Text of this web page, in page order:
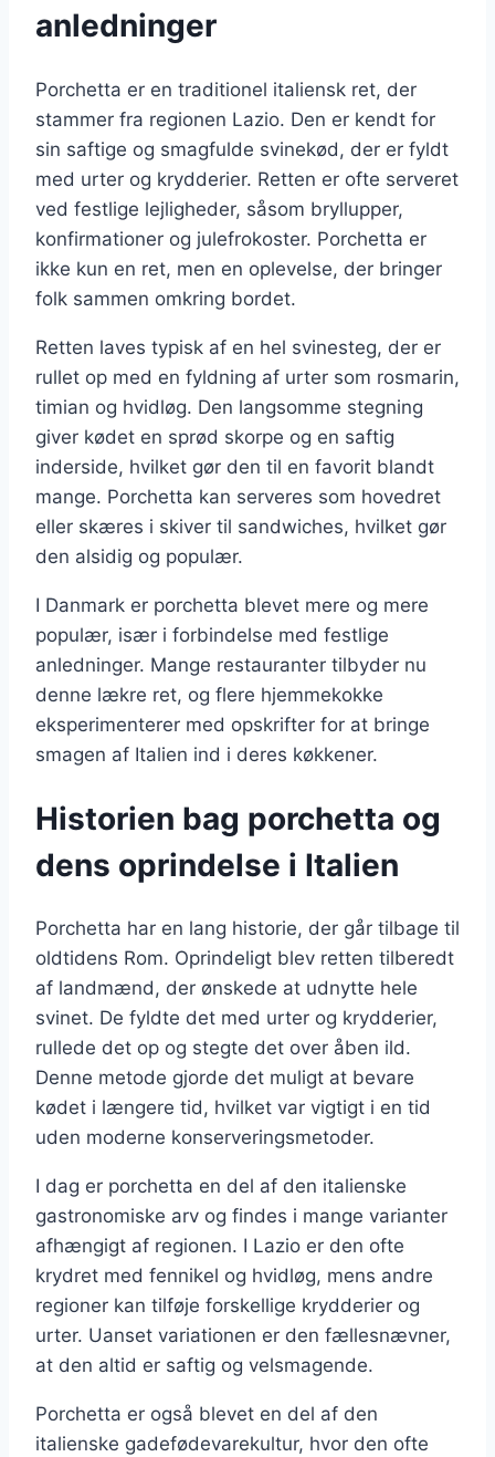
anledninger
Porchetta er en traditionel italiensk ret, der
stammer fra regionen Lazio. Den er kendt for
sin saftige og smagfulde svinekød, der er fyldt
med urter og krydderier. Retten er ofte serveret
ved festlige lejligheder, såsom bryllupper,
konfirmationer og julefrokoster. Porchetta er
ikke kun en ret, men en oplevelse, der bringer
folk sammen omkring bordet.
Retten laves typisk af en hel svinesteg, der er
rullet op med en fyldning af urter som rosmarin,
timian og hvidløg. Den langsomme stegning
giver kødet en sprød skorpe og en saftig
inderside, hvilket gør den til en favorit blandt
mange. Porchetta kan serveres som hovedret
eller skæres i skiver til sandwiches, hvilket gør
den alsidig og populær.
I Danmark er porchetta blevet mere og mere
populær, især i forbindelse med festlige
anledninger. Mange restauranter tilbyder nu
denne lækre ret, og flere hjemmekokke
eksperimenterer med opskrifter for at bringe
smagen af Italien ind i deres køkkener.
Historien bag porchetta og
dens oprindelse i Italien
Porchetta har en lang historie, der går tilbage til
oldtidens Rom. Oprindeligt blev retten tilberedt
af landmænd, der ønskede at udnytte hele
svinet. De fyldte det med urter og krydderier,
rullede det op og stegte det over åben ild.
Denne metode gjorde det muligt at bevare
kødet i længere tid, hvilket var vigtigt i en tid
uden moderne konserveringsmetoder.
I dag er porchetta en del af den italienske
gastronomiske arv og findes i mange varianter
afhængigt af regionen. I Lazio er den ofte
krydret med fennikel og hvidløg, mens andre
regioner kan tilføje forskellige krydderier og
urter. Uanset variationen er den fællesnævner,
at den altid er saftig og velsmagende.
Porchetta er også blevet en del af den
italienske gadefødevarekultur, hvor den ofte